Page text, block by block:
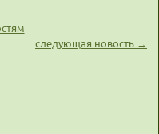
следующая новость →